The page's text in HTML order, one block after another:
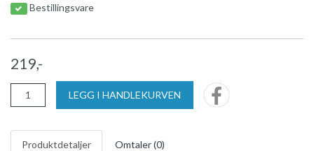
Bestillingsvare
219,-
LEGG I HANDLEKURVEN
Produktdetaljer Omtaler (0)